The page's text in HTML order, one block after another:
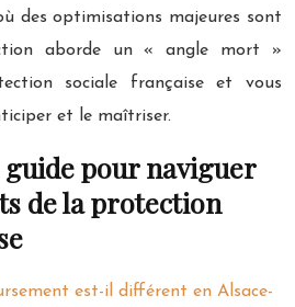
des optimisations majeures sont
aborde un « angle mort »
sociale française et vous
et le maîtriser.
pour naviguer
de la protection
est-il différent en Alsace-